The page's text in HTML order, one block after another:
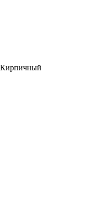
Кирпичный